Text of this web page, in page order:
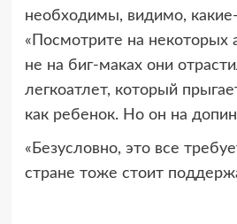
необходимы, видимо,
«Посмотрите на некоторых
не на биг-маках они
легкоатлет, который
как ребенок. Но он на
«Безусловно, это все
стране тоже стоит